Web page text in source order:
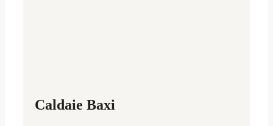
Caldaie Baxi